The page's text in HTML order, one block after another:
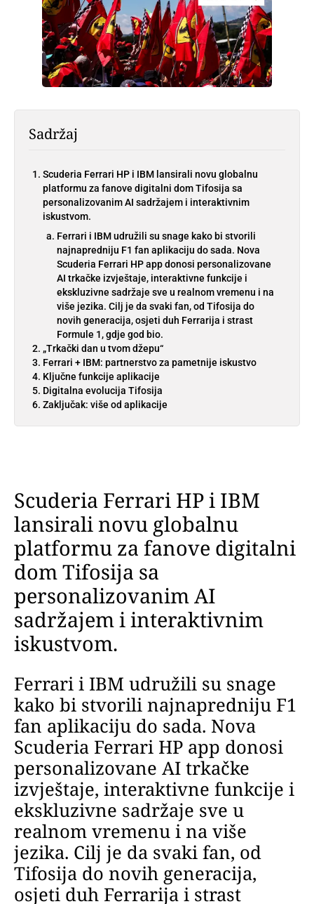
Sadržaj
Scuderia Ferrari HP i IBM lansirali novu globalnu
platformu za fanove digitalni dom Tifosija sa
personalizovanim AI sadržajem i interaktivnim
iskustvom.
Ferrari i IBM udružili su snage kako bi stvorili
najnapredniju F1 fan aplikaciju do sada. Nova
Scuderia Ferrari HP app donosi personalizovane
AI trkačke izvještaje, interaktivne funkcije i
ekskluzivne sadržaje sve u realnom vremenu i na
više jezika. Cilj je da svaki fan, od Tifosija do
novih generacija, osjeti duh Ferrarija i strast
Formule 1, gdje god bio.
„Trkački dan u tvom džepu“
Ferrari + IBM: partnerstvo za pametnije iskustvo
Ključne funkcije aplikacije
Digitalna evolucija Tifosija
Zaključak: više od aplikacije
Scuderia Ferrari HP i IBM
lansirali novu globalnu
platformu za fanove digitalni
dom Tifosija sa
personalizovanim AI
sadržajem i interaktivnim
iskustvom.
Ferrari i IBM udružili su snage
kako bi stvorili najnapredniju F1
fan aplikaciju do sada. Nova
Scuderia Ferrari HP app donosi
personalizovane AI trkačke
izvještaje, interaktivne funkcije i
ekskluzivne sadržaje sve u
realnom vremenu i na više
jezika. Cilj je da svaki fan, od
Tifosija do novih generacija,
osjeti duh Ferrarija i strast